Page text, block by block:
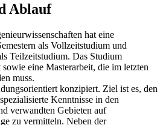
Ablauf
hat eine
als Vollzeitstudium und
Teilzeitstudium. Das Studium
eine Masterarbeit, die im letzten
muss.
konzipiert. Ziel ist es, den
Kenntnisse in den
verwandten Gebieten auf
zu vermitteln. Neben der